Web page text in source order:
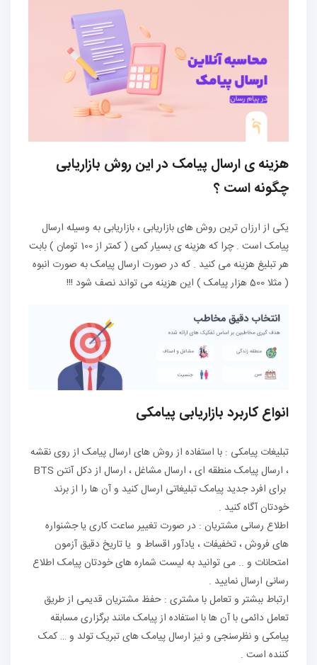
هزینه ی ارسال پیامک در این روش بازاریابی
چگونه است ؟
یکی از ارزان ترین روش های بازاریابی ، بازاریابی به وسیله ارسال
پیامک است . چرا که هزینه ی بسیار کمی ( کمتر از 100 تومان ) بابت
هر تبلیغ هزینه می کنید . که در صورت ارسال پیامک به صورت انبوه
( مثلا 500 هزار پیامک ) این هزینه می تواند نصف شود !!!
انواع کاربرد بازاریابی پیامکی
تبلیغات پیامکی : با استفاده از روش های ارسال پیامک از روی نقشه
، ارسال پیامک منطقه ای ، ارسال مشاغل ، ارسال از دکل آنتن BTS
برای افرد جدید پیامک تبلیغاتی ارسال کنید و آن ها را از برند
خودتان آگاه کنید .
اطلاع رسانی مشتریان : در صورت تغییر ساعت کاری یا جشنواره
های فروش ، تخفیفات ، یادآور اقساط و یا تاریخ دقیق آزمون
امتحانات و .. می توانید به لیست شماره های خودتان پیامک اطلاع
رسانی ارسال نمایید .
ارتباط ببشتر و تعامل با مشتری : حفظ مشتریان قدیمی از طریق
تعامل دائمی با آن ها با استفاده از پیامک مانند برگزاری مسابقه
پیامکی و نظرسنجی و نیز ارسال پیامک های تبریک تولد و … کمک
کننده است .